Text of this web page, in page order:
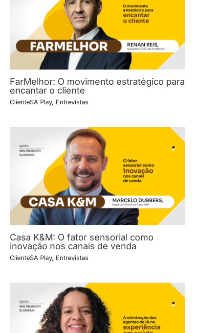
FarMelhor: O movimento estratégico para
encantar o cliente
ClienteSA Play, Entrevistas
Casa K&M: O fator sensorial como
inovação nos canais de venda
ClienteSA Play, Entrevistas